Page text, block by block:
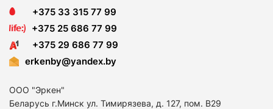
+375 33 315 77 99
+375 25 686 77 99
+375 29 686 77 99
erkenby@yandex.by
ООО "Эркен"
Беларусь г.Минск ул. Тимирязева, д. 127, пом. В29